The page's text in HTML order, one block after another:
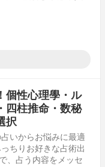
個性心理學・ル
四柱推命・数秘
択
いからお悩みに最適
ちりお好きな占術出
、占う内容をメッセ